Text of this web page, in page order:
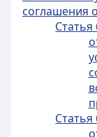
соглашения